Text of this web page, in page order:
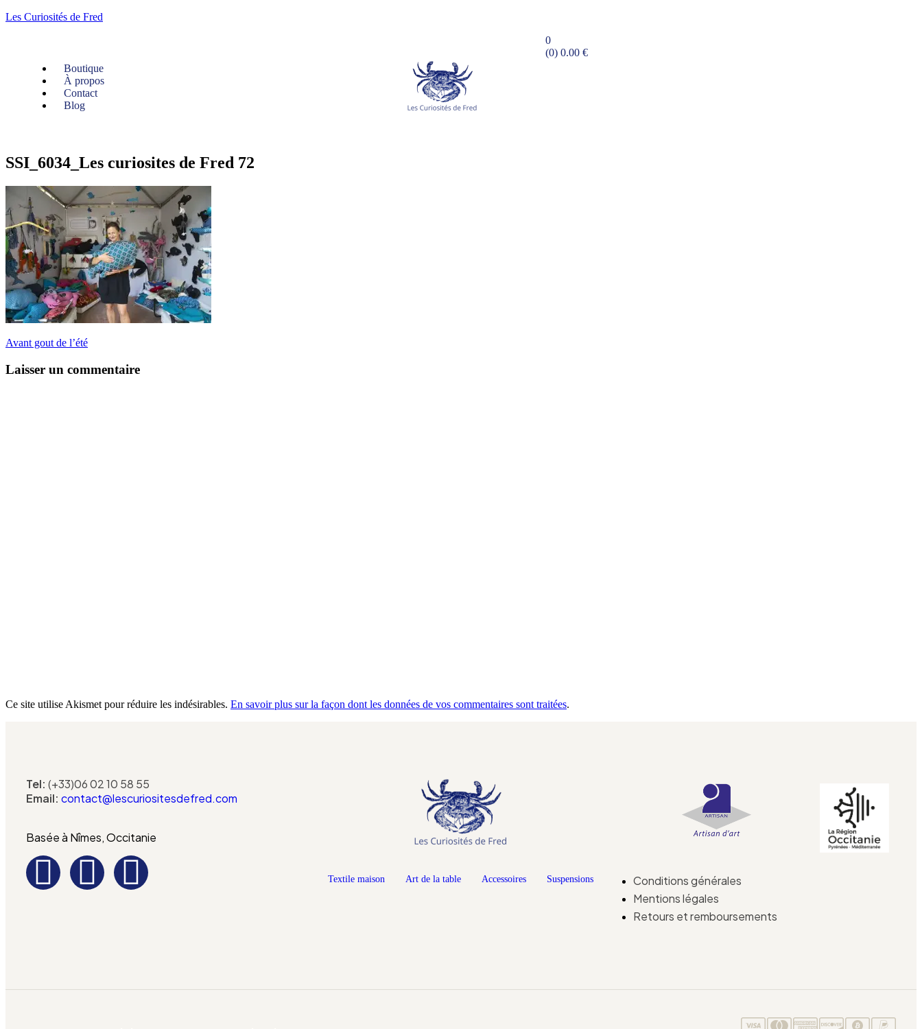
Les Curiosités de Fred
Boutique
À propos
Contact
Blog
0
(0) 0.00 €
SSI_6034_Les curiosites de Fred 72
Avant gout de l’été
Laisser un commentaire
Ce site utilise Akismet pour réduire les indésirables. En savoir plus sur la façon dont les données de vos commentaires sont traitées.
Tel: (+33)06 02 10 58 55
Email: contact@lescuriositesdefred.com
Basée à Nîmes, Occitanie
Textile maison Art de la table Accessoires Suspensions
Conditions générales
Mentions légales
Retours et remboursements